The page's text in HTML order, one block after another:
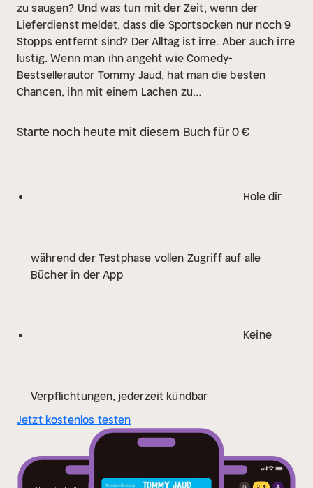
zu saugen? Und was tun mit der Zeit, wenn der
Lieferdienst meldet, dass die Sportsocken nur noch 9
Stopps entfernt sind? Der Alltag ist irre. Aber auch irre
lustig. Wenn man ihn angeht wie Comedy-
Bestsellerautor Tommy Jaud, hat man die besten
Chancen, ihn mit einem Lachen zu
Bankrotterklärung! Dennoch gelacht. Er kann's halt."
Starte noch heute mit diesem Buch für 0 €
Hole dir
während der Testphase vollen Zugriff auf alle
Bücher in der App
Keine
Verpflichtungen, jederzeit kündbar
Jetzt kostenlos testen